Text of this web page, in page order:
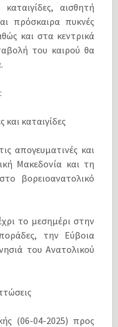
αισθητή
πρόσκαιρα πυκνές
και στα κεντρικά
του καιρού θα
καταιγίδες
απογευματινές και
Μακεδονία και τη
βορειοανατολικό
το μεσημέρι στην
την Εύβοια
του Ανατολικού
(06-04-2025) προς